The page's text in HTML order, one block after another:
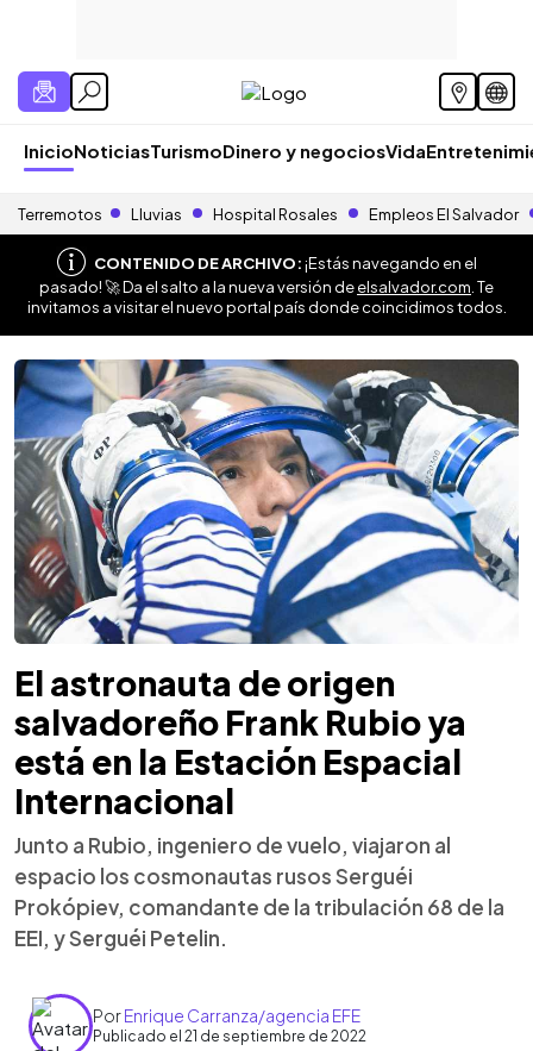
InicioNoticiasTurismoDinero y negociosVida
Terremotos Lluvias Hospital Rosales Empleos El Salvador
CONTENIDO DE ARCHIVO:¡Estás navegando en el
pasado! 🚀 Da el salto a la nueva versión deelsalvador.com . Te
invitamos a visitar el nuevo portal país donde coincidimos todos.
El astronauta de origen
salvadoreño Frank Rubio ya
está en la Estación Espacial
Internacional
Junto a Rubio, ingeniero de vuelo, viajaron al
espacio los cosmonautas rusos Serguéi
Prokópiev, comandante de la tribulación 68 de la
EEI, y Serguéi Petelin.
PorEnrique Carranza/agencia EFE
Publicado el 21 de septiembre de 2022